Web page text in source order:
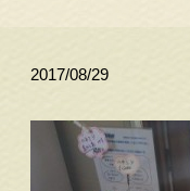
2017/08/29